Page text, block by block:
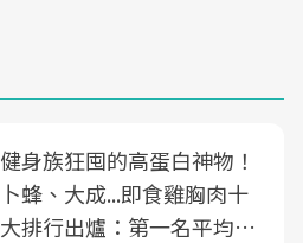
健身族狂囤的高蛋白神物！
卜蜂、大成...即食雞胸肉十
大排行出爐：第一名平均一